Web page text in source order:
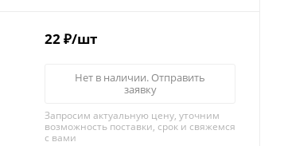
22₽/шт
Нет в наличии. Отправить
заявку
Запросим актуальную цену, уточним
возможность поставки, срок и свяжемся
с вами